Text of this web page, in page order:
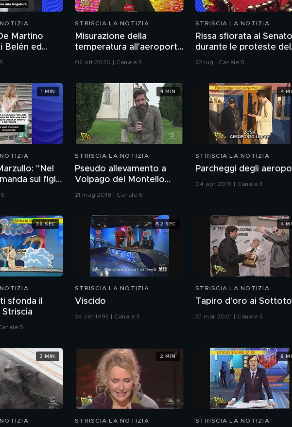
Martino
triangolo
STRISCIA LA NOTIZIA
Misurazione della
temperatura all'aeroporto
di Malpensa
02 ott 2020 | Canale 5
STRISCIA LA NOTIZIA
Rissa sfiorata al Senato
durante le proteste del
M5S sul caso Delmastro
22 lug | Canale 5
"Nel
sui figli
a Belve
1 MIN
STRISCIA LA NOTIZIA
Pseudo allevamento a
Volpago del Montello
21 mag 2018 | Canale 5
4 MIN
STRISCIA LA NOTIZIA
Parcheggi degli
04 apr 2019 | Canale 5
4
sfonda il
Striscia
5
39 SEC
STRISCIA LA NOTIZIA
Viscido
24 set 1995 | Canale 5
52 SEC
STRISCIA LA NOTIZIA
Tapiro d'oro ai
01 mar 2001 | Canale 5
4
3 MIN
STRISCIA LA NOTIZIA
2 MIN
STRISCIA LA NOTIZIA
8